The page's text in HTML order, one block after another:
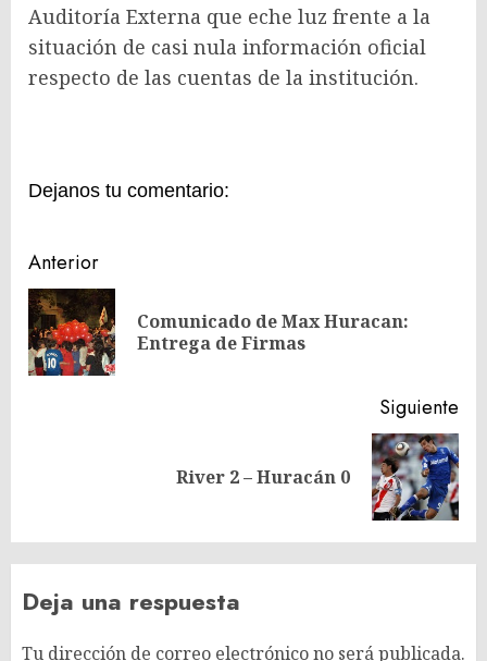
Auditoría Externa que eche luz frente a la
situación de casi nula información oficial
respecto de las cuentas de la institución.
Dejanos tu comentario:
Navegación
de
entradas
Anterior
Comunicado de Max Huracan:
Entrega de Firmas
Siguiente
River 2 – Huracán 0
Deja una respuesta
Tu dirección de correo electrónico no será publicada.